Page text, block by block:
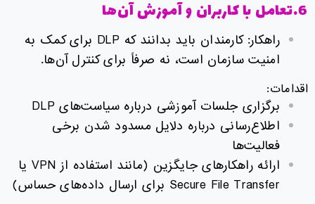
6.تعامل با کاربران و آموزش آن‌ها
راهکار: کارمندان باید بدانند که DLP برای کمک به
امنیت سازمان است، نه صرفاً برای کنترل آن‌ها.
اقدامات:
برگزاری جلسات آموزشی درباره سیاست‌های DLP
اطلاع‌رسانی درباره دلایل مسدود شدن برخی
فعالیت‌ها
ارائه راهکارهای جایگزین (مانند استفاده از VPN یا
Secure File Transfer برای ارسال داده‌های حساس)